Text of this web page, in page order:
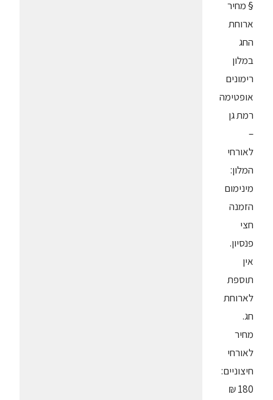
§ מחיר
ארוחת
החג
במלון
רימונים
אופטימה
רמת גן
–
לאורחי
המלון:
מינימום
הזמנה
חצי
פנסיון.
אין
תוספת
לארוחת
חג.
מחיר
לאורחי
חיצוניים:
180 ₪